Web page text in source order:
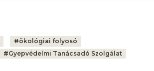
#ökológiai folyosó
#Gyepvédelmi Tanácsadó Szolgálat